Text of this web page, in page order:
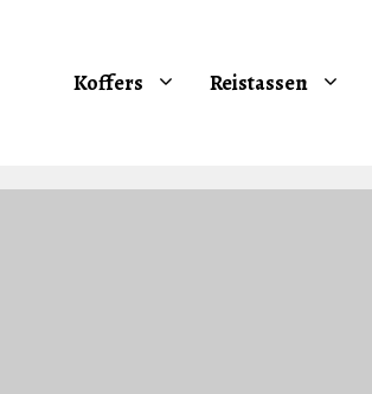
Koffers Reistassen